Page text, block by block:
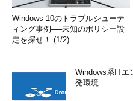
Windows 10のトラブルシューテ
ィング事例──未知のポリシー設
定を探せ！ (1/2)
Windows系ITエ
発環境